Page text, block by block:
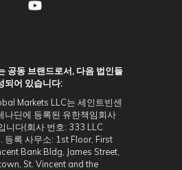
공동 브랜드로서, 다음 법인들
되어 있습니다:
Markets LLC는 세인트빈센
나딘에 등록된 유한책임회사
니다(회사 번호: 333 LLC
등록 사무소: 1st Floor, First
Bank Bldg, James Street,
St. Vincent and the